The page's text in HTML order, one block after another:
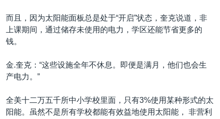
而且，因为太阳能面板总是处于“开启”状态，奎克说道，非
上课期间，通过储存未使用的电力，学区还能节省更多的
钱。
金.奎克：“这些设施全年不休息。即便是满月，他们也会生
产电力。”
全美十二万五千所中小学校里面，只有3%使用某种形式的太
阳能。虽然不是所有学校都能有效益地使用太阳能， 非营利